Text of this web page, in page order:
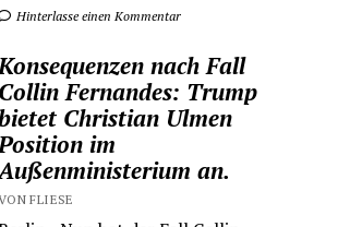
Hinterlasse einen Kommentar
nach Fall
Collin Fernandes: Trump
Christian Ulmen
im
an.
FLIESE